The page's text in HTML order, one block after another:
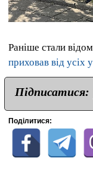
Раніше стали
приховав від усіх
Підписатися:
Поділитися: